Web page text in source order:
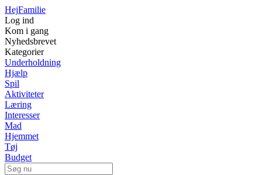
HejFamilie
Log ind
Kom i gang
Nyhedsbrevet
Kategorier
Underholdning
Hjælp
Spil
Aktiviteter
Læring
Interesser
Mad
Hjemmet
Tøj
Budget